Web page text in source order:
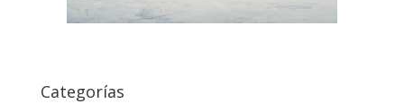
Categorías